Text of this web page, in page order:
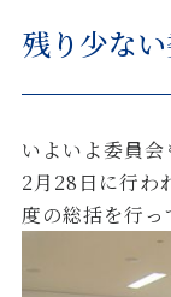
残り少な
いよいよ委員会
2月28日に行わ
度の総括を行っ